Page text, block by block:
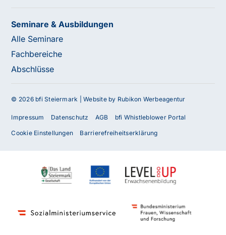
Seminare & Ausbildungen
Alle Seminare
Fachbereiche
Abschlüsse
© 2026 bfi Steiermark |Website by Rubikon Werbeagentur
Impressum Datenschutz AGB bfi Whistleblower Portal
Cookie Einstellungen Barrierefreiheitserklärung